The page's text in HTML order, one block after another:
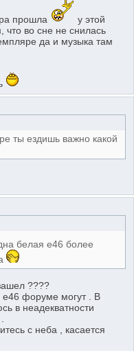
прошла
у этой
что во сне не снилась
да и музыка там
ты ездишь важно какой
белая е46 более
????
е46 форуме могут . В
в неадекватности
с неба , касается